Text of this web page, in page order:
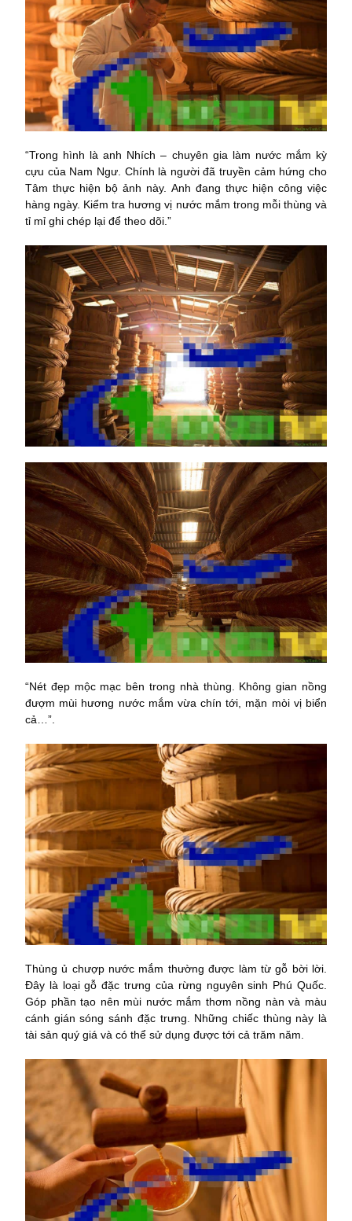
“Trong hình là anh Nhích – chuyên gia làm nước mắm kỳ
cựu của Nam Ngư. Chính là người đã truyền cảm hứng cho
Tâm thực hiện bộ ảnh này. Anh đang thực hiện công việc
hàng ngày. Kiểm tra hương vị nước mắm trong mỗi thùng và
tỉ mỉ ghi chép lại để theo dõi.”
“Nét đẹp mộc mạc bên trong nhà thùng. Không gian nồng
đượm mùi hương nước mắm vừa chín tới, mặn mòi vị biển
cả…”.
Thùng ủ chượp nước mắm thường được làm từ gỗ bời lời.
Đây là loại gỗ đặc trưng của rừng nguyên sinh Phú Quốc.
Góp phần tạo nên mùi nước mắm thơm nồng nàn và màu
cánh gián sóng sánh đặc trưng. Những chiếc thùng này là
tài sản quý giá và có thể sử dụng được tới cả trăm năm.